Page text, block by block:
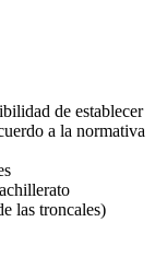
de establecer
a la normativa
las troncales)